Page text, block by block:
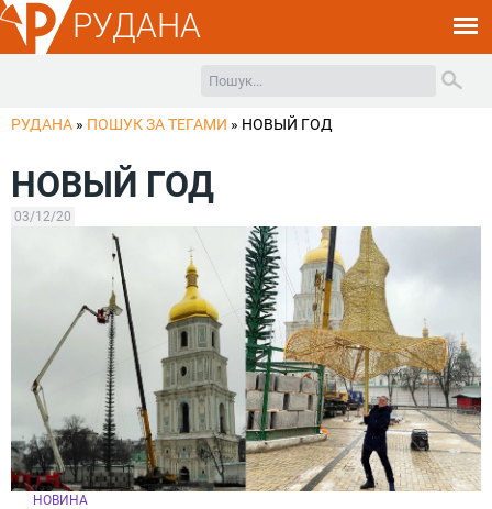
РУДАНА
РУДАНА » ПОШУК ЗА ТЕГАМИ » НОВЫЙ ГОД
НОВЫЙ ГОД
03/12/20
НОВИНА